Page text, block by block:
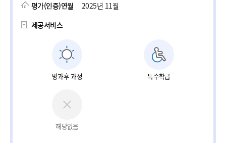
평가(인증)연월
2025년 11월
제공서비스
방과후 과정 특수학급
해당없음